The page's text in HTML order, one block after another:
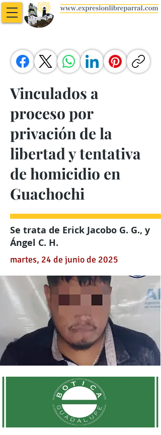
Vinculados a
proceso por
privación de la
libertad y tentativa
de homicidio en
Guachochi
Se trata de Erick Jacobo G. G., y
Ángel C. H.
martes, 24 de junio de 2025